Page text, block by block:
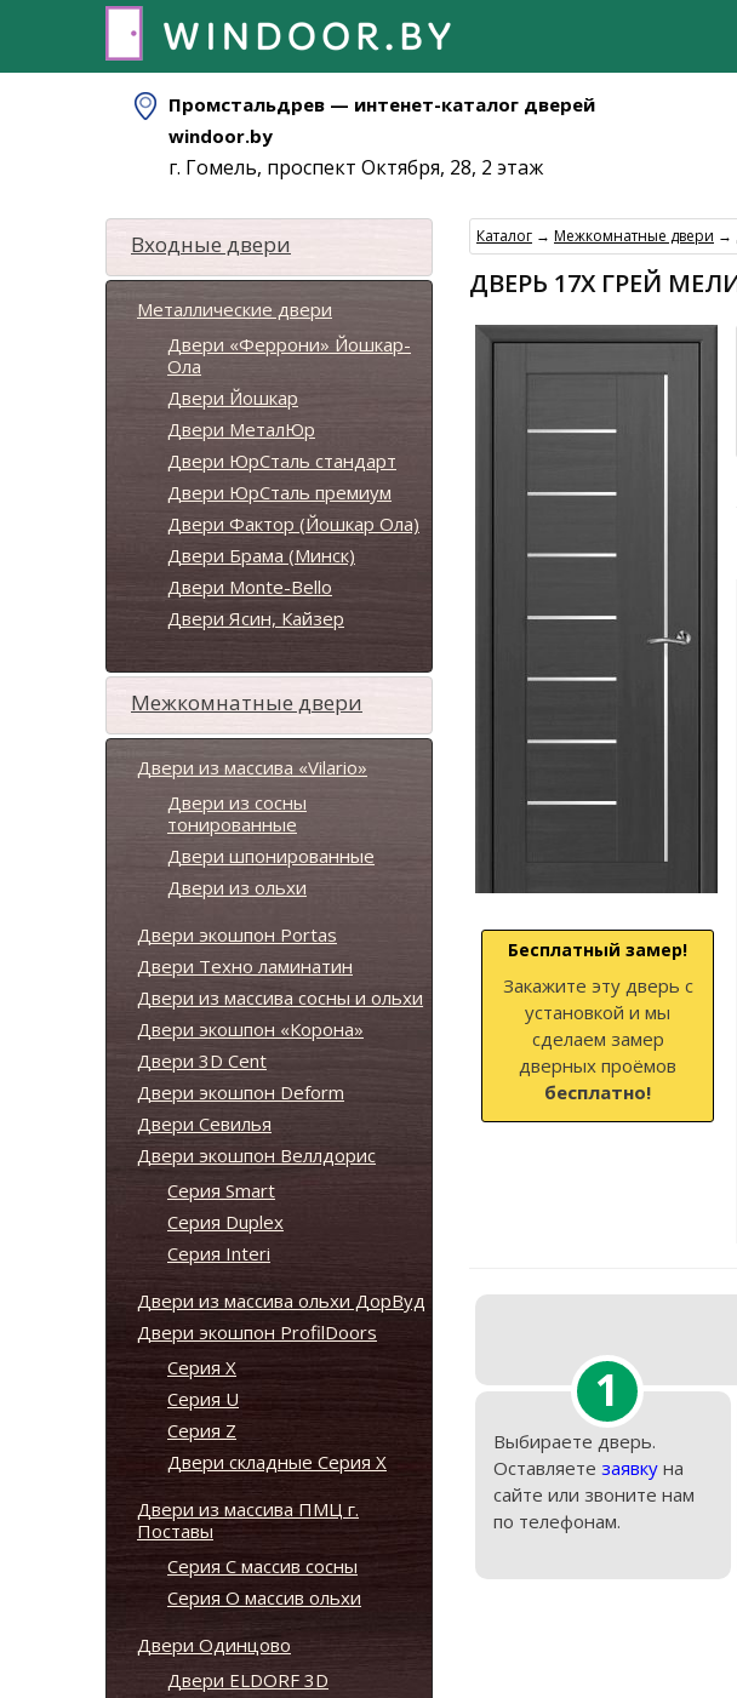
Промстальдрев — интенет-каталог дверей
windoor.by
г. Гомель, проспект Октября, 28, 2 этаж
Входные двери
Металлические двери
Двери «Феррони» Йошкар-
Ола
Двери Йошкар
Двери МеталЮр
Двери ЮрСталь стандарт
Двери ЮрСталь премиум
Двери Фактор (Йошкар Ола)
Двери Брама (Минск)
Двери Monte-Bello
Двери Ясин, Кайзер
Межкомнатные двери
Двери из массива «Vilario»
Двери из сосны
тонированные
Двери шпонированные
Двери из ольхи
Двери экошпон Portas
Двери Техно ламинатин
Двери из массива сосны и ольхи
Двери экошпон «Корона»
Двери 3D Cent
Двери экошпон Deform
Двери Севилья
Двери экошпон Веллдорис
Серия Smart
Серия Duplex
Серия Interi
Двери из массива ольхи ДорВуд
Двери экошпон ProfilDoors
Серия X
Серия U
Серия Z
Двери складные Серия Х
Двери из массива ПМЦ г.
Поставы
Серия С массив сосны
Серия О массив ольхи
Двери Одинцово
Двери ELDORF 3D
Каталог → Межкомнатные двери →
ДВЕРЬ 17X ГРЕЙ
Бесплатный замер!
Закажите эту дверь с
установкой и мы
сделаем замер
дверных проёмов
бесплатно!
1
Выбираете дверь.
Оставляете заявку на
сайте или звоните нам
по телефонам.